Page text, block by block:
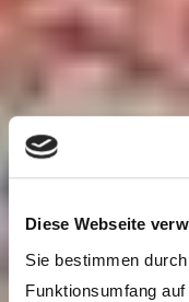
Diese Webseite
Sie bestimmen
Funktionsumfang